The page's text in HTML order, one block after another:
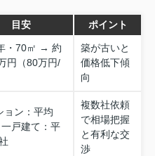
目安 ポイント
・70㎡ → 約
円（80万円/
築が古いと
価格低下傾
向
ョン：平均
戸建て：平
複数社依頼
で相場把握
と有利な交
渉